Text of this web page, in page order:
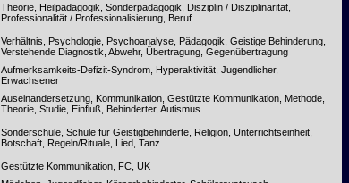
Theorie, Heilpädagogik, Sonderpädagogik, Disziplin / Disziplinarität,
Professionalität / Professionalisierung, Beruf
Verhältnis, Psychologie, Psychoanalyse, Pädagogik, Geistige Behinderung,
Verstehende Diagnostik, Abwehr, Übertragung, Gegenübertragung
Aufmerksamkeits-Defizit-Syndrom, Hyperaktivität, Jugendlicher,
Erwachsener
Auseinandersetzung, Kommunikation, Gestützte Kommunikation, Methode,
Theorie, Studie, Einfluß, Behinderter, Autismus
Sonderschule, Schule für Geistigbehinderte, Religion, Unterrichtseinheit,
Botschaft, Regeln/Rituale, Lied, Tanz
Gestützte Kommunikation, FC, UK